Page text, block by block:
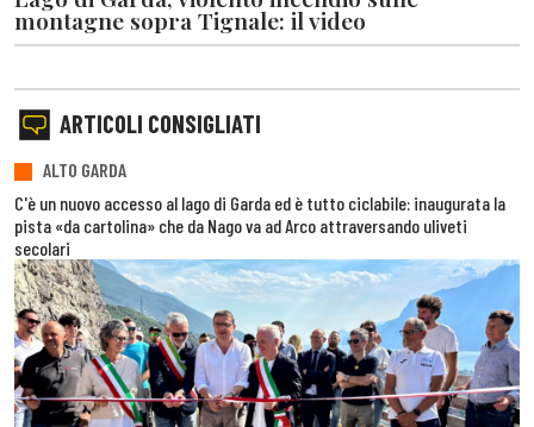
montagne sopra Tignale: il video
ARTICOLI CONSIGLIATI
ALTO GARDA
C'è un nuovo accesso al lago di Garda ed è tutto ciclabile: inaugurata la
pista «da cartolina» che da Nago va ad Arco attraversando uliveti
secolari